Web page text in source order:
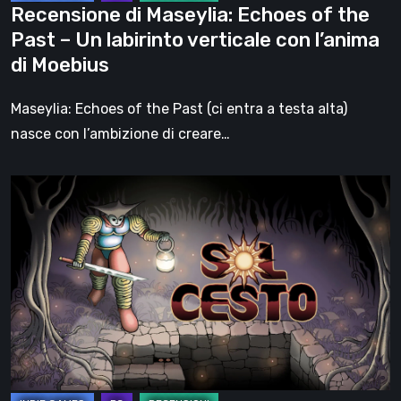
verticale
con
l’anima
di
Recensione di Maseylia: Echoes of the
Past – Un labirinto verticale con l’anima
di Moebius
Maseylia: Echoes of the Past (ci entra a testa alta)
nasce con l’ambizione di creare…
Cesto
Recensione:
la
1.0
del
roguelite
di